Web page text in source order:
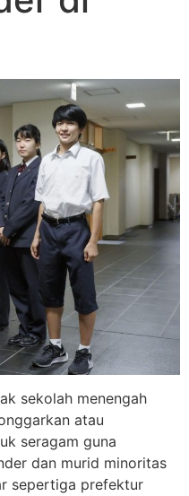
sekolah menengah
atau
seragam guna
dan murid minoritas
sepertiga prefektur